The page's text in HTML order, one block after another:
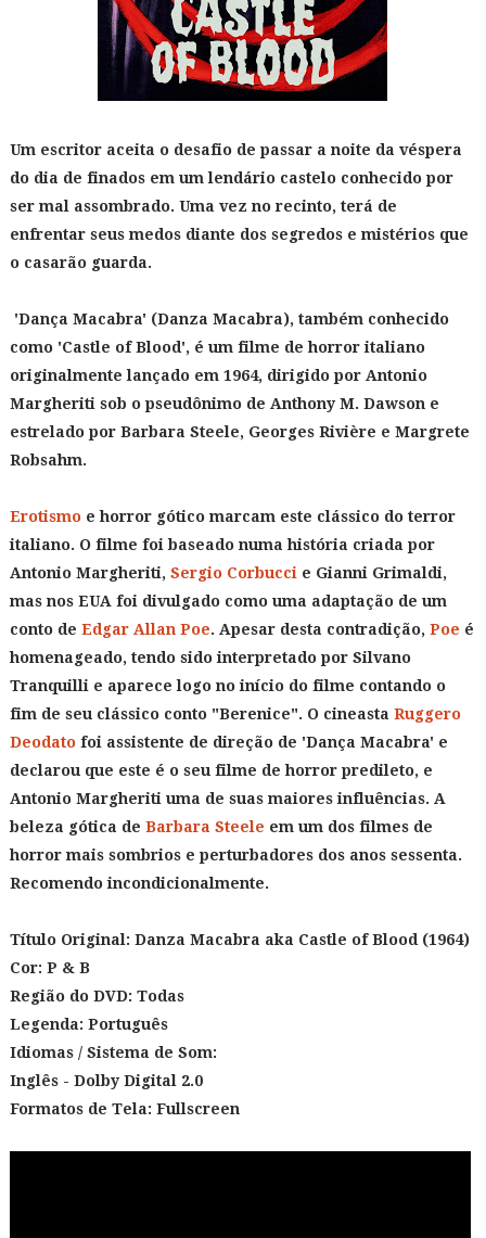
Um escritor aceita o desafio de passar a noite da véspera
do dia de finados em um lendário castelo conhecido por
ser mal assombrado. Uma vez no recinto, terá de
enfrentar seus medos diante dos segredos e mistérios que
o casarão guarda.
'Dança Macabra' (Danza Macabra), também conhecido
como 'Castle of Blood', é um filme de horror italiano
originalmente lançado em 1964, dirigido por Antonio
Margheriti sob o pseudônimo de Anthony M. Dawson e
estrelado por Barbara Steele, Georges Rivière e Margrete
Robsahm.
Erotismoe horror gótico marcam este clássico do terror
italiano. O filme foi baseado numa história criada por
Antonio Margheriti, Sergio Corbucci e Gianni Grimaldi,
mas nos EUA foi divulgado como uma adaptação de um
conto de Edgar Allan Poe. Apesar desta contradição, Poe é
homenageado, tendo sido interpretado por Silvano
Tranquilli e aparece logo no início do filme contando o
fim de seu clássico conto "Berenice". O cineasta Ruggero
Deodatofoi assistente de direção de 'Dança Macabra' e
declarou que este é o seu filme de horror predileto, e
Antonio Margheriti uma de suas maiores influências. A
beleza gótica de Barbara Steele em um dos filmes de
horror mais sombrios e perturbadores dos anos sessenta.
Recomendo incondicionalmente.
Título Original: Danza Macabra aka Castle of Blood (1964)
Cor: P & B
Região do DVD: Todas
Legenda: Português
Idiomas / Sistema de Som:
Inglês - Dolby Digital 2.0
Formatos de Tela: Fullscreen